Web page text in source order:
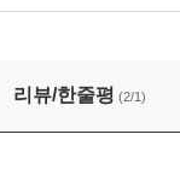
리뷰/한줄평 (2/1)